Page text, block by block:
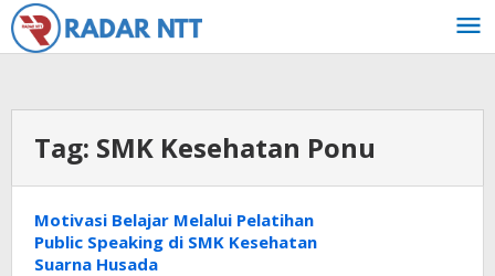
Lewati
ke
konten
Tag: SMK Kesehatan Ponu
Motivasi Belajar Melalui Pelatihan
Public Speaking di SMK Kesehatan
Suarna Husada